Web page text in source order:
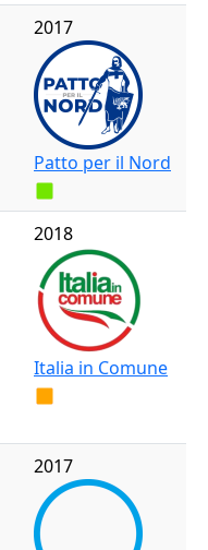
2017
Patto per il Nord
2018
Italia in Comune
2017